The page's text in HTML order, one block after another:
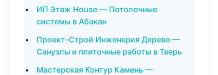
ИП Этаж House — Потолочные
системы в Абакан
Проект-Строй Инженерия Дерево —
Санузлы и плиточные работы в Тверь
Мастерская Контур Камень —